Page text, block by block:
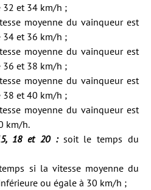
32 et 34 km/h ;
moyenne du vainqueur est
34 et 36 km/h ;
moyenne du vainqueur est
36 et 38 km/h ;
moyenne du vainqueur est
38 et 40 km/h ;
moyenne du vainqueur est
km/h.
18 et 20 :soit le temps du
si la vitesse moyenne du
ou égale à 30 km/h ;